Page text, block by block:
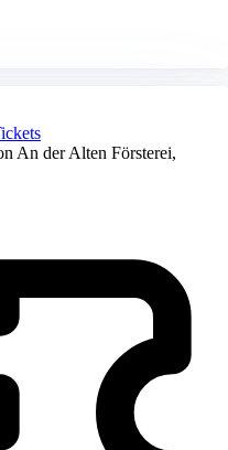
An der Alten Försterei,